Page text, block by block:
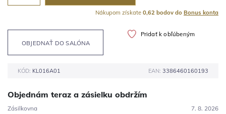
OBJEDNAŤ DO SALÓNA
Pridať k obľúbeným
Nákupom získate 0,62 bodov do Bonus konta
KÓD: KL016A01 EAN: 3386460160193
Objednám teraz a zásielku obdržím
Zásilkovna
7. 8. 2026